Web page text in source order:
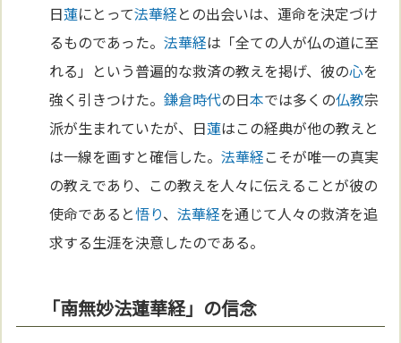
日蓮にとって法華経との出会いは、運命を決定づけ
るものであった。法華経は「全ての人が仏の道に至
れる」という普遍的な救済の教えを掲げ、彼の心を
強く引きつけた。鎌倉時代の日本では多くの仏教宗
派が生まれていたが、日蓮はこの経典が他の教えと
は一線を画すと確信した。法華経こそが唯一の真実
の教えであり、この教えを人々に伝えることが彼の
使命であると悟り、法華経を通じて人々の救済を追
求する生涯を決意したのである。
「南無妙法蓮華経」の信念